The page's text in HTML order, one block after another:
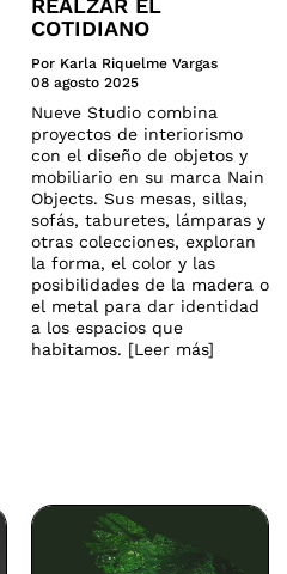
COTIDIANO
Por Karla Riquelme Vargas
08 agosto 2025
Nueve Studio combina
proyectos de interiorismo
con el diseño de objetos y
mobiliario en su marca Nain
Objects. Sus mesas, sillas,
sofás, taburetes, lámparas y
otras colecciones, exploran
la forma, el color y las
posibilidades de la madera o
el metal para dar identidad
a los espacios que
habitamos. [Leer más]